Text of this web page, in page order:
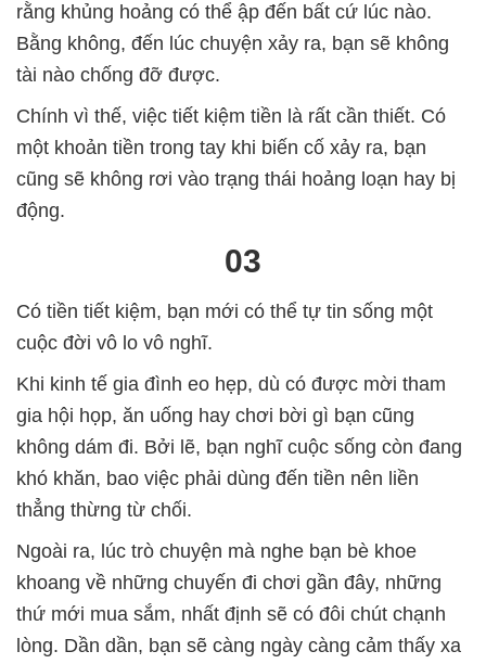
rằng khủng hoảng có thể ập đến bất cứ lúc nào.
Bằng không, đến lúc chuyện xảy ra, bạn sẽ không
tài nào chống đỡ được.
Chính vì thế, việc tiết kiệm tiền là rất cần thiết. Có
một khoản tiền trong tay khi biến cố xảy ra, bạn
cũng sẽ không rơi vào trạng thái hoảng loạn hay bị
động.
03
Có tiền tiết kiệm, bạn mới có thể tự tin sống một
cuộc đời vô lo vô nghĩ.
Khi kinh tế gia đình eo hẹp, dù có được mời tham
gia hội họp, ăn uống hay chơi bời gì bạn cũng
không dám đi. Bởi lẽ, bạn nghĩ cuộc sống còn đang
khó khăn, bao việc phải dùng đến tiền nên liền
thẳng thừng từ chối.
Ngoài ra, lúc trò chuyện mà nghe bạn bè khoe
khoang về những chuyến đi chơi gần đây, những
thứ mới mua sắm, nhất định sẽ có đôi chút chạnh
lòng. Dần dần, bạn sẽ càng ngày càng cảm thấy xa